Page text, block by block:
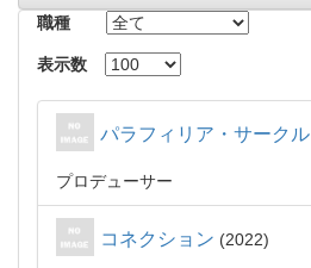
職種
表示数
パラフィリア・サークル
プロデューサー
コネクション 2022